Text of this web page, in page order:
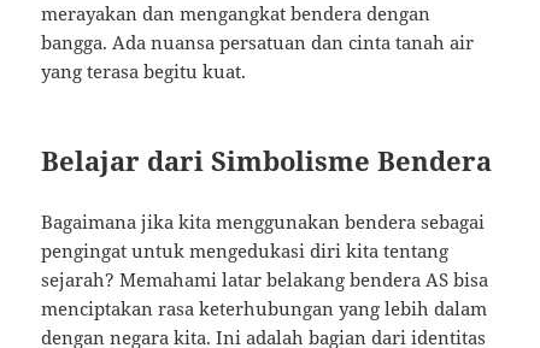
merayakan dan mengangkat bendera dengan
bangga. Ada nuansa persatuan dan cinta tanah air
yang terasa begitu kuat.
Belajar dari Simbolisme Bendera
Bagaimana jika kita menggunakan bendera sebagai
pengingat untuk mengedukasi diri kita tentang
sejarah? Memahami latar belakang bendera AS bisa
menciptakan rasa keterhubungan yang lebih dalam
dengan negara kita. Ini adalah bagian dari identitas